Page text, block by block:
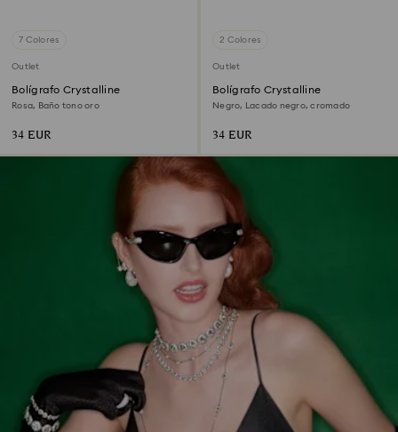
7 Colores
Outlet
Bolígrafo Crystalline
Rosa, Baño tono oro
34 EUR
2 Colores
Outlet
Bolígrafo Crystalline
Negro, Lacado negro, cromado
34 EUR